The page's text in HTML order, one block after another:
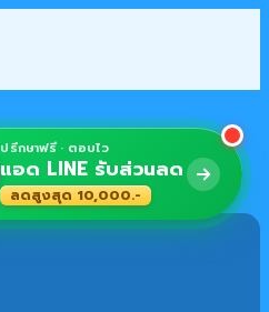
ปรึกษาฟรี · ตอบไว
แอด LINE รับส่วนลด
ลดสูงสุด 10,000.-